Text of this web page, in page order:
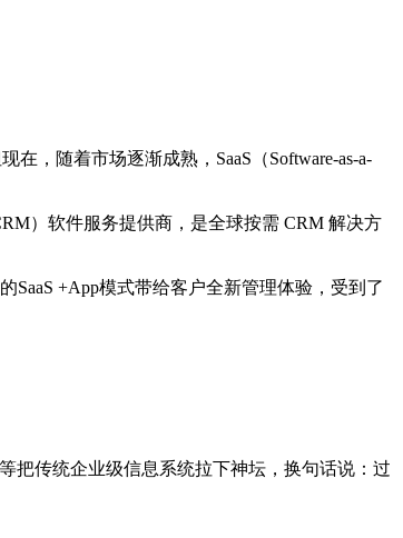
，随着市场逐渐成熟，SaaS（Software-as-a-
）软件服务提供商，是全球按需 CRM 解决方
SaaS +App模式带给客户全新管理体验，受到了
把传统企业级信息系统拉下神坛，换句话说：过